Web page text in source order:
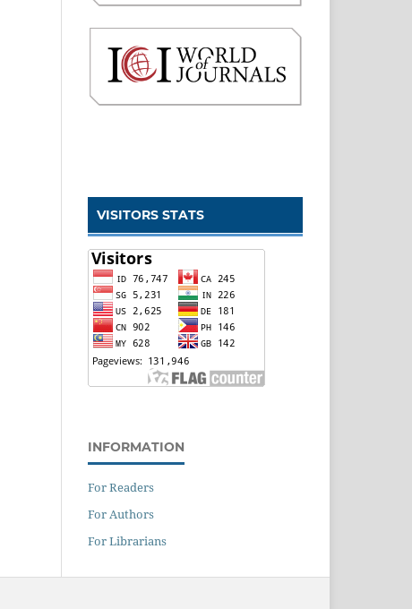
VISITORS STATS
INFORMATION
For Readers
For Authors
For Librarians